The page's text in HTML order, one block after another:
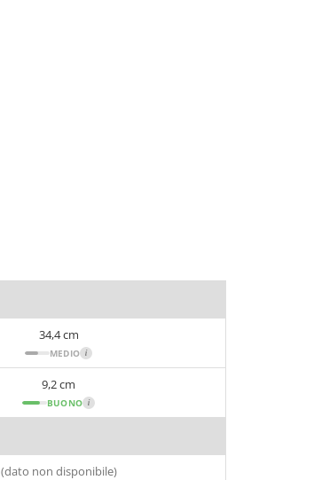
34,4 cm
MEDIO i
9,2 cm
BUONO i
(dato non disponibile)